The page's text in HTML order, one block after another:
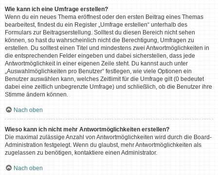
Wie kann ich eine Umfrage erstellen?
Wenn du ein neues Thema eröffnest oder den ersten Beitrag eines Themas
bearbeitest, findest du ein Register „Umfrage erstellen“ unterhalb des
Formulars zur Beitragserstellung. Solltest du diesen Bereich nicht sehen
können, so hast du wahrscheinlich nicht die Berechtigung, Umfragen zu
erstellen. Du solltest einen Titel und mindestens zwei Antwortmöglichkeiten in
die entsprechenden Felder eingeben und dabei sicherstellen, dass jede
Antwortmöglichkeit in einer eigenen Zeile steht. Du kannst auch unter
„Auswahlmöglichkeiten pro Benutzer“ festlegen, wie viele Optionen ein
Benutzer auswählen kann, welches Zeitlimit für die Umfrage gilt (0 bedeutet
dabei eine zeitlich unbegrenzte Umfrage) und schließlich, ob die Benutzer ihre
Stimme ändern können.
Nach oben
Wieso kann ich nicht mehr Antwortmöglichkeiten erstellen?
Die maximal zulässige Anzahl von Antwortmöglichkeiten wird durch die Board-
Administration festgelegt. Wenn du glaubst, mehr Antwortmöglichkeiten als
zugelassen zu benötigen, kontaktiere einen Administrator.
Nach oben